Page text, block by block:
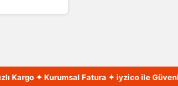
✦ Kurumsal Fatura ✦ iyzico ile Güvenli